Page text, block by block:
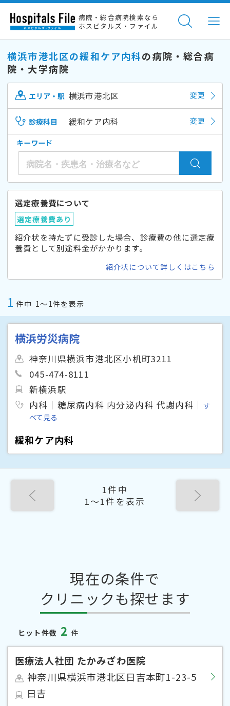
病院・総合病院検索なら
ホスピタルズ・ファイル
横浜市港北区の緩和ケア内科の病院・総合病
院・大学病院
エリア・駅 横浜市港北区 変更
診療科目 緩和ケア内科 変更
キーワード
選定療養費について
選定療養費あり
紹介状を持たずに受診した場合、診療費の他に選定療
養費として別途料金がかかります。
紹介状について詳しくはこちら
1 件中 1〜1件を表示
横浜労災病院
神奈川県横浜市港北区小机町3211
045-474-8111
新横浜駅
内科
糖尿病内科 内分泌内科 代謝内科
す
べて見る
緩和ケア内科
1件中
1〜1件を表示
現在の条件で
クリニックも探せます
ヒット件数 2 件
医療法人社団 たかみざわ医院
神奈川県横浜市港北区日吉本町1-23-5
日吉